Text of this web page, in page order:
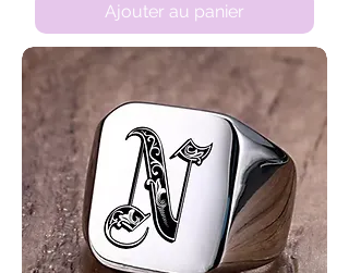
Ajouter au panier